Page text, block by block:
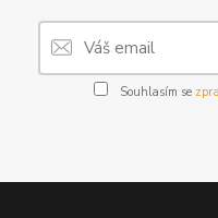
Souhlasím se